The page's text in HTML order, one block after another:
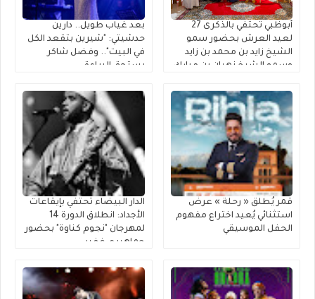
أبوظبي تحتفي بالذكرى 27
لعيد العرش بحضور سمو
الشيخ زايد بن محمد بن زايد
وسمو الشيخ نهيان بن مبارك
بعد غياب طويل.. دارين
حدشيتي: "شيرين بتقعد الكل
في البيت".. وفضل شاكر
يستحق البراءة
قمر يُطلق « رحلة » عرضٌ
استثنائي يُعيد اختراع مفهوم
الحفل الموسيقي
الدار البيضاء تحتفي بإيقاعات
الأجداد: انطلاق الدورة 14
لمهرجان "نجوم كناوة" بحضور
جماهيري غفير